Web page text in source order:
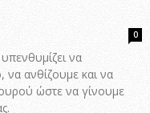
0
να
να ανθίζουμε και να
ώστε να γίνουμε